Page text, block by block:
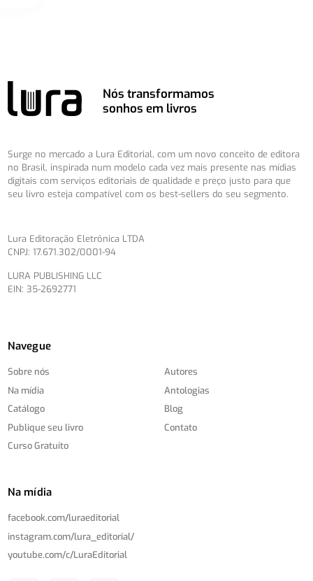
Nós transformamos
sonhos em livros
Surge no mercado a Lura Editorial, com um novo conceito de editora
no Brasil, inspirada num modelo cada vez mais presente nas mídias
digitais com serviços editoriais de qualidade e preço justo para que
seu livro esteja compatível com os best-sellers do seu segmento.
Lura Editoração Eletrônica LTDA
CNPJ: 17.671.302/0001-94
LURA PUBLISHING LLC
EIN: 35-2692771
Navegue
Sobre nós
Na mídia
Catálogo
Publique seu livro
Curso Gratuito
Autores
Antologias
Blog
Contato
Na mídia
facebook.com/luraeditorial
instagram.com/lura_editorial/
youtube.com/c/LuraEditorial